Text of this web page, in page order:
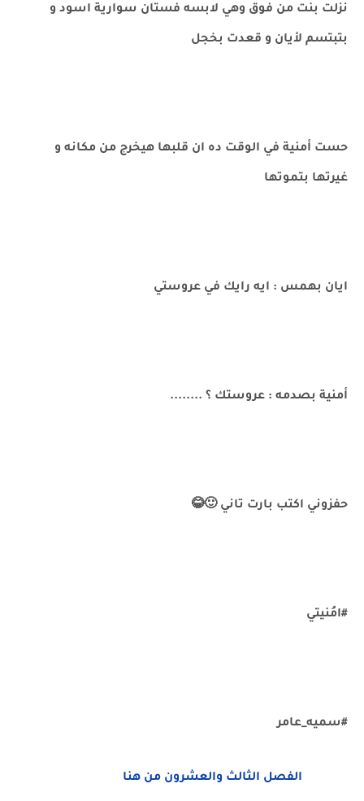
نزلت بنت من فوق وهي لابسه فستان سوارية اسود و
بتبتسم لأيان و قعدت بخجل
حست أمنية في الوقت ده ان قلبها هيخرج من مكانه و
غيرتها بتموتها
ايان بهمس : ايه رايك في عروستي
أمنية بصدمه : عروستك ؟ ........
حفزوني اكتب بارت تاني 🙂😂
#امُنيتي
#سميه_عامر
الفصل الثالث والعشرون من هنا